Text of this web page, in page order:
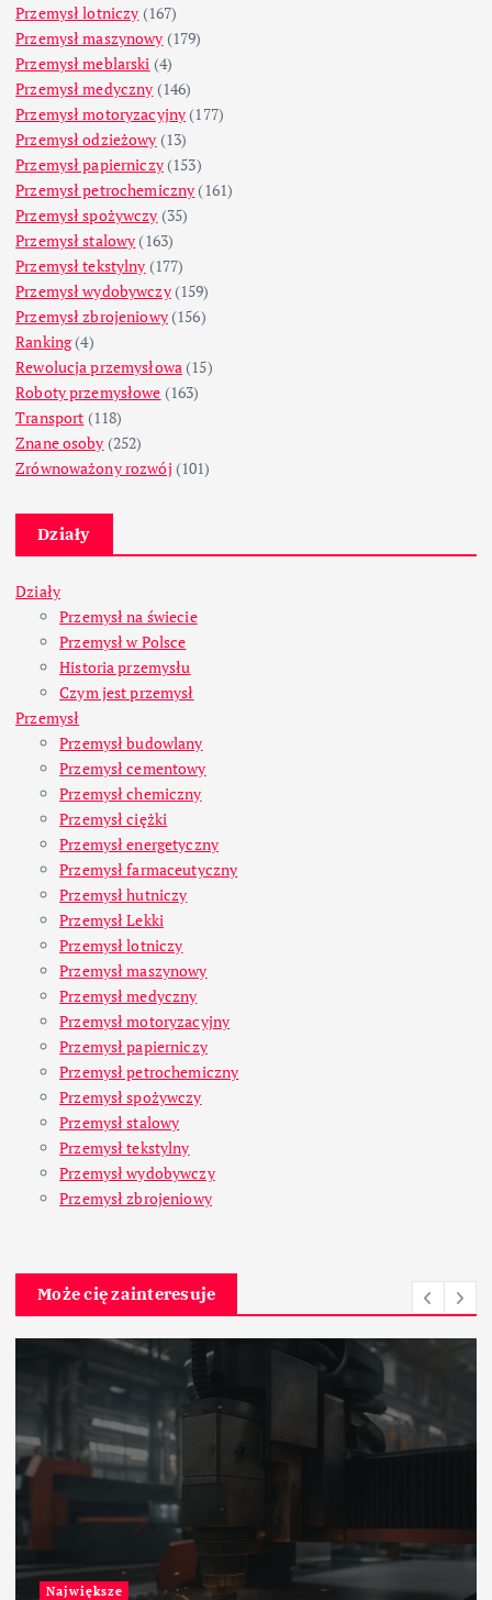
Przemysł lotniczy (167)
Przemysł maszynowy (179)
Przemysł meblarski (4)
Przemysł medyczny (146)
Przemysł motoryzacyjny (177)
Przemysł odzieżowy (13)
Przemysł papierniczy(153)
Przemysł petrochemiczny (161)
Przemysł spożywczy (35)
Przemysł stalowy (163)
Przemysł tekstylny (177)
Przemysł wydobywczy(159)
Przemysł zbrojeniowy(156)
Ranking(4)
Rewolucja przemysłowa (15)
Roboty przemysłowe (163)
Transport (118)
Znane osoby (252)
Zrównoważony rozwój (101)
Działy
Działy
Przemysł na świecie
Przemysł w Polsce
Historia przemysłu
Czym jest przemysł
Przemysł
Przemysł budowlany
Przemysł cementowy
Przemysł chemiczny
Przemysł ciężki
Przemysł energetyczny
Przemysł farmaceutyczny
Przemysł hutniczy
Przemysł Lekki
Przemysł lotniczy
Przemysł maszynowy
Przemysł medyczny
Przemysł motoryzacyjny
Przemysł papierniczy
Przemysł petrochemiczny
Przemysł spożywczy
Przemysł stalowy
Przemysł tekstylny
Przemysł wydobywczy
Przemysł zbrojeniowy
Może cię zainteresuje